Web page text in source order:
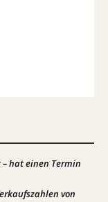
hat einen Termin
von